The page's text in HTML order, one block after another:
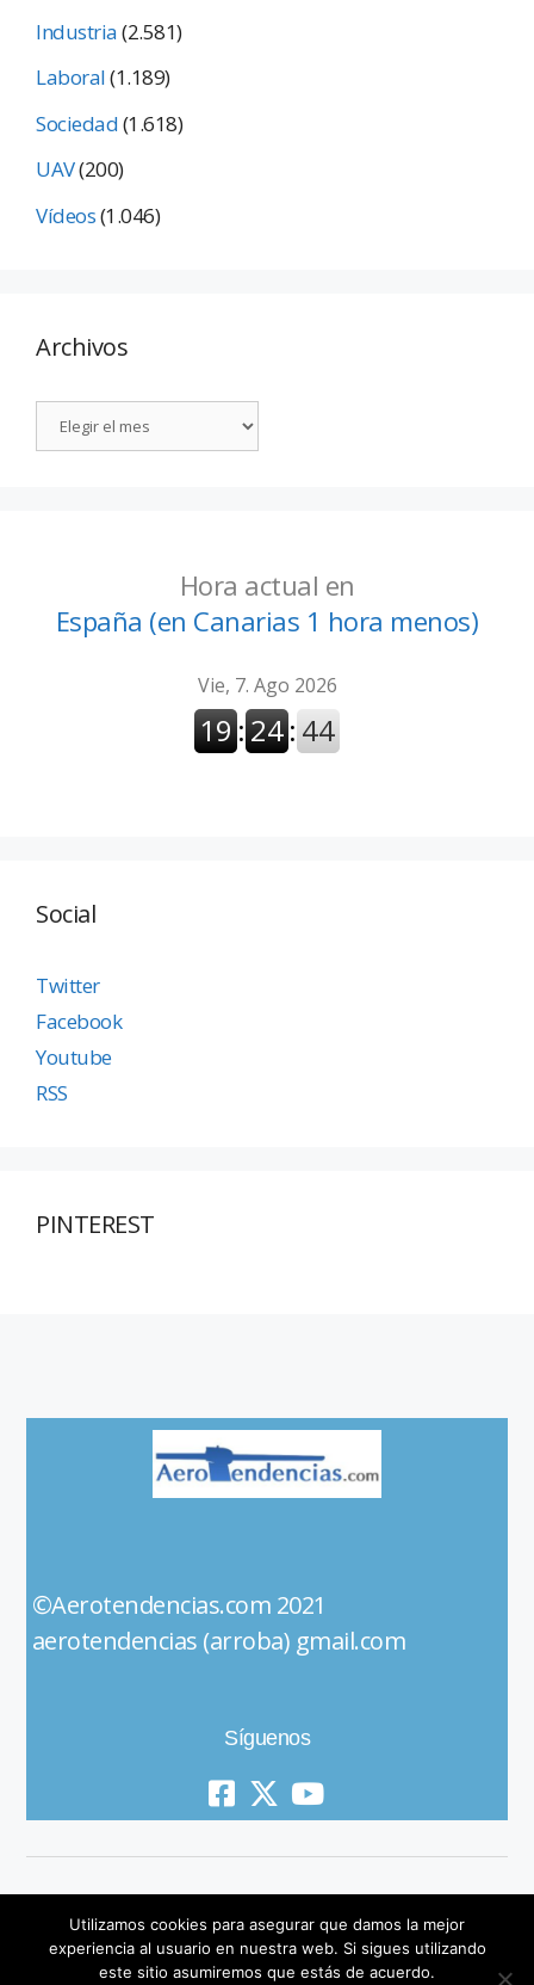
Industria(2.581)
Laboral(1.189)
Sociedad(1.618)
UAV(200)
Vídeos(1.046)
Archivos
Hora actual en
España (en Canarias 1 hora menos)
Social
Twitter
Facebook
Youtube
RSS
PINTEREST
©Aerotendencias.com 2021
aerotendencias (arroba) gmail.com
Síguenos
© 2019 All Rights Reserved
Utilizamos cookies para asegurar que damos la mejor
experiencia al usuario en nuestra web. Si sigues utilizando
este sitio asumiremos que estás de acuerdo.